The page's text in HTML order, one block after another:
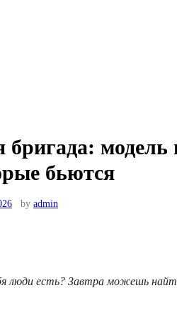
бригада: модель
бьются
by admin
люди есть? Завтра можешь